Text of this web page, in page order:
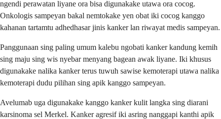
ngendi perawatan liyane ora bisa digunakake utawa ora cocog.
Onkologis sampeyan bakal nemtokake yen obat iki cocog kanggo
kahanan tartamtu adhedhasar jinis kanker lan riwayat medis sampeyan.
Panggunaan sing paling umum kalebu ngobati kanker kandung kemih
sing maju sing wis nyebar menyang bagean awak liyane. Iki khusus
digunakake nalika kanker terus tuwuh sawise kemoterapi utawa nalika
kemoterapi dudu pilihan sing apik kanggo sampeyan.
Avelumab uga digunakake kanggo kanker kulit langka sing diarani
karsinoma sel Merkel. Kanker agresif iki asring nanggapi kanthi apik